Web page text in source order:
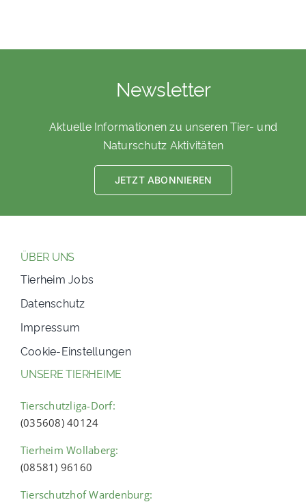
Newsletter
Aktuelle Informationen zu unseren Tier- und
Naturschutz Aktivitäten
JETZT ABONNIEREN
ÜBER UNS
Tierheim Jobs
Datenschutz
Impressum
Cookie-Einstellungen
UNSERE TIERHEIME
Tierschutzliga-Dorf:
(035608) 40124
Tierheim Wollaberg:
(08581) 96160
Tierschutzhof Wardenburg: